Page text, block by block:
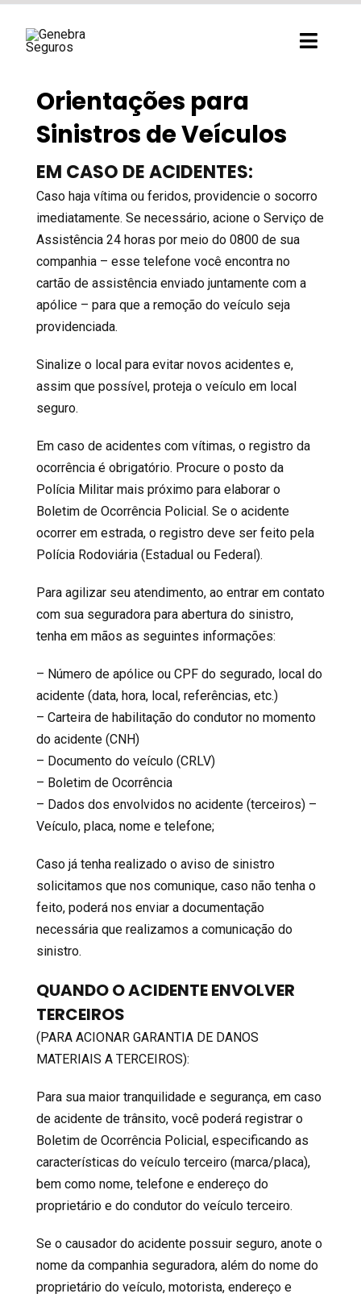
Orientações para
Sinistros de Veículos
EM CASO DE ACIDENTES:
Caso haja vítima ou feridos, providencie o socorro
imediatamente. Se necessário, acione o Serviço de
Assistência 24 horas por meio do 0800 de sua
companhia – esse telefone você encontra no
cartão de assistência enviado juntamente com a
apólice – para que a remoção do veículo seja
providenciada.
Sinalize o local para evitar novos acidentes e,
assim que possível, proteja o veículo em local
seguro.
Em caso de acidentes com vítimas, o registro da
ocorrência é obrigatório. Procure o posto da
Polícia Militar mais próximo para elaborar o
Boletim de Ocorrência Policial. Se o acidente
ocorrer em estrada, o registro deve ser feito pela
Polícia Rodoviária (Estadual ou Federal).
Para agilizar seu atendimento, ao entrar em contato
com sua seguradora para abertura do sinistro,
tenha em mãos as seguintes informações:
– Número de apólice ou CPF do segurado, local do
acidente (data, hora, local, referências, etc.)
– Carteira de habilitação do condutor no momento
do acidente (CNH)
– Documento do veículo (CRLV)
– Boletim de Ocorrência
– Dados dos envolvidos no acidente (terceiros) –
Veículo, placa, nome e telefone;
Caso já tenha realizado o aviso de sinistro
solicitamos que nos comunique, caso não tenha o
feito, poderá nos enviar a documentação
necessária que realizamos a comunicação do
sinistro.
QUANDO O ACIDENTE ENVOLVER
TERCEIROS
(PARA ACIONAR GARANTIA DE DANOS
MATERIAIS A TERCEIROS):
Para sua maior tranquilidade e segurança, em caso
de acidente de trânsito, você poderá registrar o
Boletim de Ocorrência Policial, especificando as
características do veículo terceiro (marca/placa),
bem como nome, telefone e endereço do
proprietário e do condutor do veículo terceiro.
Se o causador do acidente possuir seguro, anote o
nome da companhia seguradora, além do nome do
proprietário do veículo, motorista, endereço e